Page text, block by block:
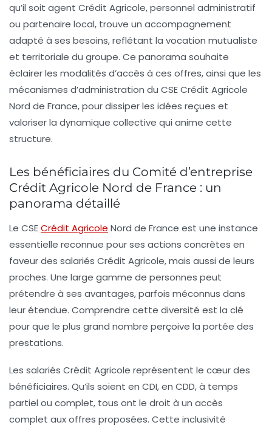
qu’il soit agent Crédit Agricole, personnel administratif
ou partenaire local, trouve un accompagnement
adapté à ses besoins, reflétant la vocation mutualiste
et territoriale du groupe. Ce panorama souhaite
éclairer les modalités d’accès à ces offres, ainsi que les
mécanismes d’administration du CSE Crédit Agricole
Nord de France, pour dissiper les idées reçues et
valoriser la dynamique collective qui anime cette
structure.
Les bénéficiaires du Comité d’entreprise
Crédit Agricole Nord de France : un
panorama détaillé
Le CSECrédit Agricole Nord de France est une instance
essentielle reconnue pour ses actions concrètes en
faveur des salariés Crédit Agricole, mais aussi de leurs
proches. Une large gamme de personnes peut
prétendre à ses avantages, parfois méconnus dans
leur étendue. Comprendre cette diversité est la clé
pour que le plus grand nombre perçoive la portée des
prestations.
Les salariés Crédit Agricole représentent le cœur des
bénéficiaires. Qu’ils soient en CDI, en CDD, à temps
partiel ou complet, tous ont le droit à un accès
complet aux offres proposées. Cette inclusivité